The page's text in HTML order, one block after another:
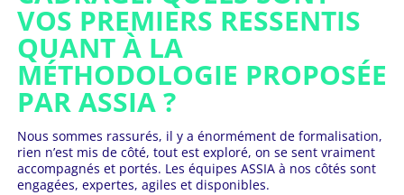
VOS PREMIERS RESSENTIS
QUANT À LA
MÉTHODOLOGIE PROPOSÉE
PAR ASSIA ?
Nous sommes rassurés, il y a énormément de formalisation,
rien n’est mis de côté, tout est exploré, on se sent vraiment
accompagnés et portés. Les équipes ASSIA à nos côtés sont
engagées, expertes, agiles et disponibles.